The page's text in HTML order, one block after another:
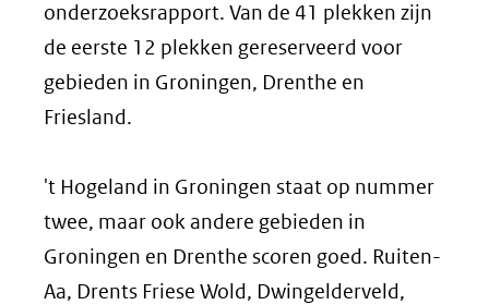
onderzoeksrapport. Van de 41 plekken zijn
de eerste 12 plekken gereserveerd voor
gebieden in Groningen, Drenthe en
Friesland.
't Hogeland in Groningen staat op nummer
twee, maar ook andere gebieden in
Groningen en Drenthe scoren goed. Ruiten-
Aa, Drents Friese Wold, Dwingelderveld,